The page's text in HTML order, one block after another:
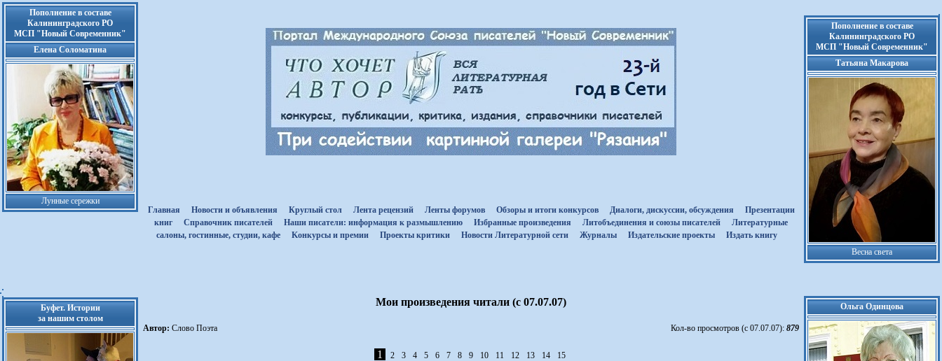
Пополнение в составе
Калининградского РО
МСП "Новый Современник"
Елена Соломатина
Лунные сережки
Главная
Новости и объявления Круглый стол Лента рецензий Ленты форумов Обзоры и итоги конкурсов Диалоги, дискуссии, обсуждения
Презентации
книг
Cправочник писателей Наши писатели: информация к размышлению Избранные произведения Литобъединения и союзы писателей
Литературные
салоны, гостинные, студии, кафе
Kонкурсы и премии Проекты критики Новости Литературной сети Журналы Издательские проекты Издать книгу
Пополнение в составе
Калининградского РО
МСП "Новый Современник"
Татьяна Макарова
Весна света
Буфет. Истории
за нашим столом
Мои произведения читали (с 07.07.07)
Автор: Слово Поэта Кол-во просмотров (с 07.07.07): 879
1 2 3 4 5 6 7 8 9 10 11 12 13 14 15
Ольга Одинцова